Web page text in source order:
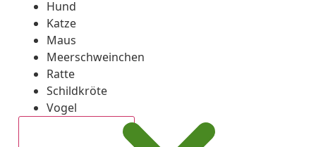
Hund
Katze
Maus
Meerschweinchen
Ratte
Schildkröte
Vogel